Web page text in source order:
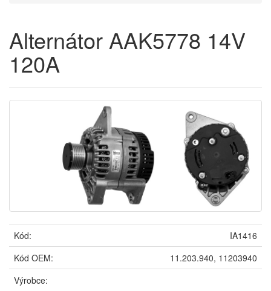
Alternátor AAK5778 14V
120A
Kód:
IA1416
Kód OEM:
11.203.940, 11203940
Výrobce: